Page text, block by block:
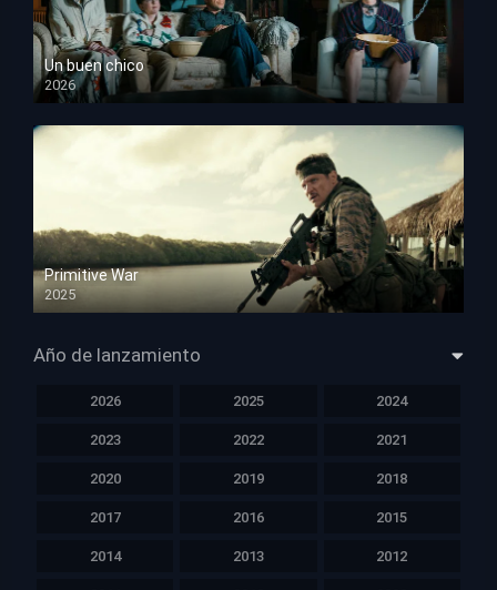
Un buen chico
2026
HD 1080p
Primitive War
2025
HD 1080p
Año de lanzamiento
2026 2025 2024
2023 2022 2021
2020 2019 2018
2017 2016 2015
2014 2013 2012